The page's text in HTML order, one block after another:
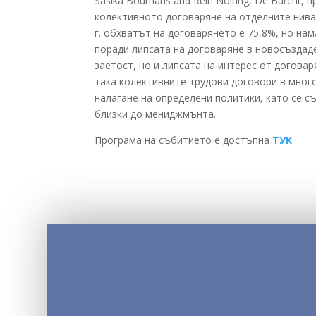
колективното договаряне на отделните
г. обхватът на договарянето е 75,8%, но
поради липсата на договаряне в
заетост, но и липсата на интерес от
така колективните трудови договори в
налагане на определени политики, като се
близки до мениджмънта.
Програма на събитието е достъпна ТУК